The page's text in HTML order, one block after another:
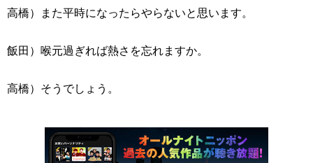
高橋）また平時になったらやらないと思います。
飯田）喉元過ぎれば熱さを忘れますか。
高橋）そうでしょう。